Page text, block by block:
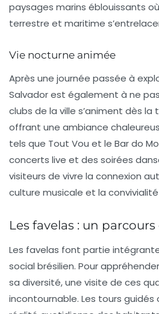
paysages marins éblouissants
terrestre et maritime
Vie nocturne animée
Après une journée passée à
Salvador est également à ne
clubs de la ville s’animent dès
offrant une ambiance
tels que Tout Vou et le Bar do
concerts live et des soirées
visiteurs de vivre la connexion
culture musicale et la convivialité
Les favelas : un
Les favelas font partie
social brésilien. Pour
sa diversité, une visite de ces
incontournable. Les tours guidés